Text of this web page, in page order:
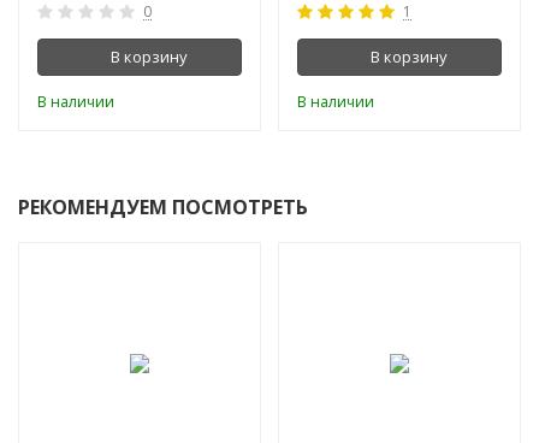
0
В корзину
В наличии
1
В корзину
В наличии
РЕКОМЕНДУЕМ ПОСМОТРЕТЬ